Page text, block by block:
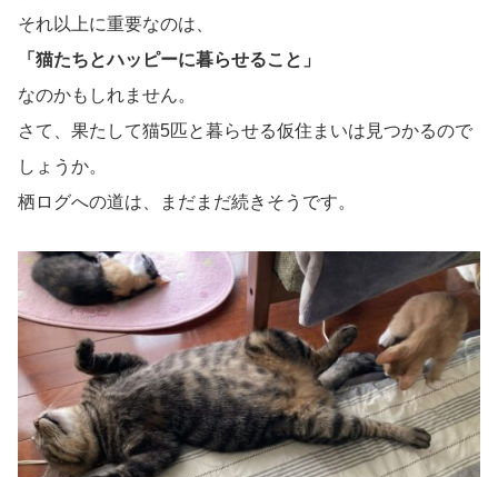
それ以上に重要なのは、
「猫たちとハッピーに暮らせること」
なのかもしれません。
さて、果たして猫5匹と暮らせる仮住まいは見つかるので
しょうか。
栖ログへの道は、まだまだ続きそうです。